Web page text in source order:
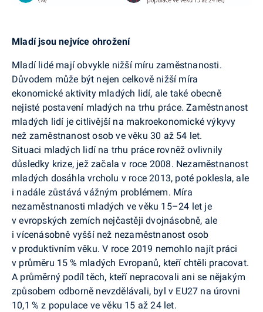
Mladí jsou nejvíce ohrožení
Mladí lidé mají obvykle nižší míru zaměstnanosti.
Důvodem může být nejen celkově nižší míra
ekonomické aktivity mladých lidí, ale také obecně
nejisté postavení mladých na trhu práce. Zaměstnanost
mladých lidí je citlivější na makroekonomické výkyvy
než zaměstnanost osob ve věku 30 až 54 let.
Situaci mladých lidí na trhu práce rovněž ovlivnily
důsledky krize, jež začala v roce 2008. Nezaměstnanost
mladých dosáhla vrcholu v roce 2013, poté poklesla, ale
i nadále zůstává vážným problémem. Míra
nezaměstnanosti mladých ve věku 15–24 let je
v evropských zemích nejčastěji dvojnásobně, ale
i vícenásobně vyšší než nezaměstnanost osob
v produktivním věku. V roce 2019 nemohlo najít práci
v průměru 15 % mladých Evropanů, kteří chtěli pracovat.
A průměrný podíl těch, kteří nepracovali ani se nějakým
způsobem odborně nevzdělávali, byl v EU27 na úrovni
10,1 % z populace ve věku 15 až 24 let.